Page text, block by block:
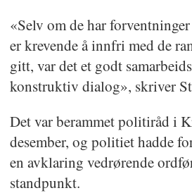
«Selv om de har
er krevende å innfri med de
gitt, var det et godt
konstruktiv dialog», skriver
Det var berammet politiråd i
desember, og politiet hadde
en avklaring vedrørende
standpunkt.